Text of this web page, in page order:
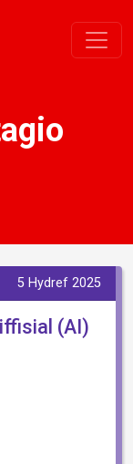
5 Hydref 2025
(AI)